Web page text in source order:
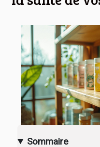
Sommaire